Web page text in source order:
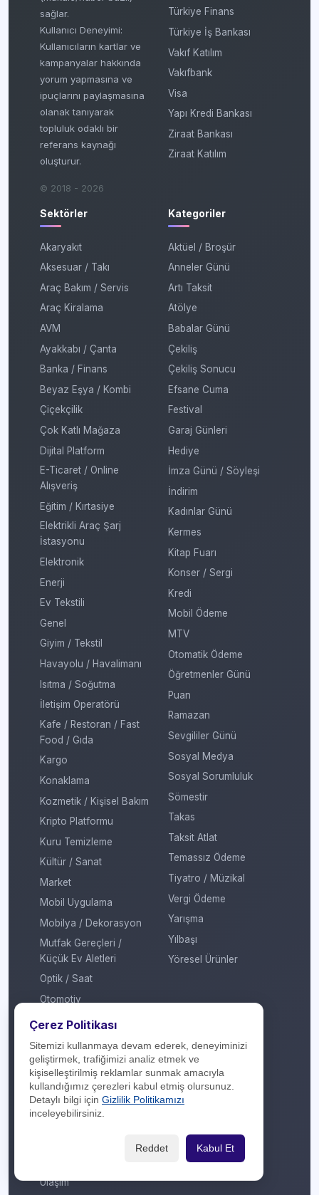
sağlar.
Kullanıcı Deneyimi:
Kullanıcıların kartlar ve
kampanyalar hakkında
yorum yapmasına ve
ipuçlarını paylaşmasına
olanak tanıyarak
topluluk odaklı bir
referans kaynağı
oluşturur.
© 2018 - 2026
Türkiye Finans
Türkiye İş Bankası
Vakıf Katılım
Vakıfbank
Visa
Yapı Kredi Bankası
Ziraat Bankası
Ziraat Katılım
Sektörler
Akaryakıt
Aksesuar / Takı
Araç Bakım / Servis
Araç Kiralama
AVM
Ayakkabı / Çanta
Banka / Finans
Beyaz Eşya / Kombi
Çiçekçilik
Çok Katlı Mağaza
Dijital Platform
E-Ticaret / Online
Alışveriş
Eğitim / Kırtasiye
Elektrikli Araç Şarj
İstasyonu
Elektronik
Enerji
Ev Tekstili
Genel
Giyim / Tekstil
Havayolu / Havalimanı
Isıtma / Soğutma
İletişim Operatörü
Kafe / Restoran / Fast
Food / Gıda
Kargo
Konaklama
Kozmetik / Kişisel Bakım
Kripto Platformu
Kuru Temizleme
Kültür / Sanat
Market
Mobil Uygulama
Mobilya / Dekorasyon
Mutfak Gereçleri /
Küçük Ev Aletleri
Optik / Saat
Otomotiv
Oyuncak / Çocuk
Profesyonel Hizmet
Sağlık / Hastane
Sigorta / Emeklilik
Spor Giyim
Spor Merkezi
Ulaşım
Kategoriler
Aktüel / Broşür
Anneler Günü
Artı Taksit
Atölye
Babalar Günü
Çekiliş
Çekiliş Sonucu
Efsane Cuma
Festival
Garaj Günleri
Hediye
İmza Günü / Söyleşi
İndirim
Kadınlar Günü
Kermes
Kitap Fuarı
Konser / Sergi
Kredi
Mobil Ödeme
MTV
Otomatik Ödeme
Öğretmenler Günü
Puan
Ramazan
Sevgililer Günü
Sosyal Medya
Sosyal Sorumluluk
Sömestir
Takas
Taksit Atlat
Temassız Ödeme
Tiyatro / Müzikal
Vergi Ödeme
Yarışma
Yılbaşı
Yöresel Ürünler
Çerez Politikası
Sitemizi kullanmaya devam ederek, deneyiminizi
geliştirmek, trafiğimizi analiz etmek ve
kişiselleştirilmiş reklamlar sunmak amacıyla
kullandığımız çerezleri kabul etmiş olursunuz.
Detaylı bilgi için Gizlilik Politikamızı
inceleyebilirsiniz.
Reddet Kabul Et